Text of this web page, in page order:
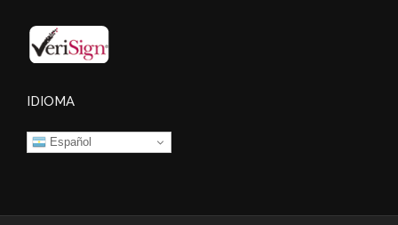
IDIOMA
Español